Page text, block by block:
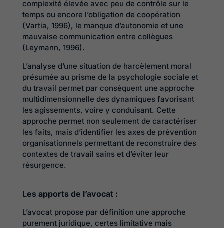
complexité élevée avec peu de contrôle sur le
temps ou encore l’obligation de coopération
(Vartia, 1996), le manque d’autonomie et une
mauvaise communication entre collègues
(Leymann, 1996).
L’analyse d’une situation de harcèlement moral
présumée au prisme de la psychologie sociale et
du travail permet par conséquent une approche
multidimensionnelle des dynamiques favorisant
les agissements, voire y conduisant. Cette
approche permet non seulement de caractériser
les faits, mais d’identifier les axes de prévention
organisationnels permettant de reconstruire des
contextes de travail sains et d’éviter leur
résurgence.
Les apports de l’avocat :
L’avocat propose par définition une approche
purement juridique, certes limitative mais